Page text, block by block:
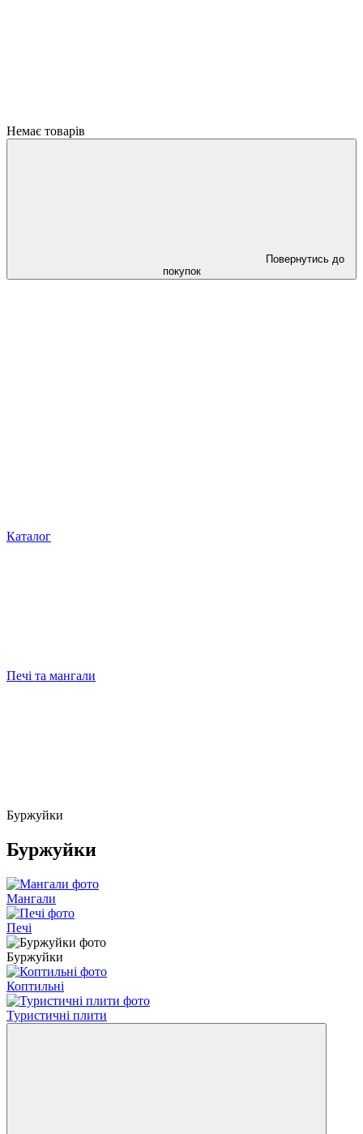
Немає товарів
Повернутись до
покупок
Каталог
Печі та мангали
Буржуйки
Буржуйки
Мангали
Печі
Буржуйки
Коптильні
Туристичні плити